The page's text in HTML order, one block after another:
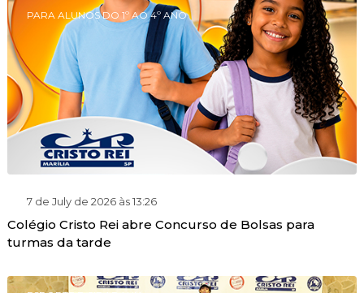
PARA ALUNOS DO 1º AO 4º ANO
7 de July de 2026 às 13:26
Colégio Cristo Rei abre Concurso de Bolsas para
turmas da tarde